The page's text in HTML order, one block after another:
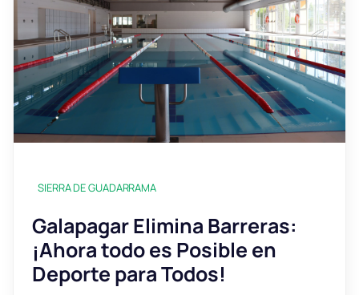
SIERRA DE GUADARRAMA
Galapagar Elimina Barreras:
¡Ahora todo es Posible en
Deporte para Todos!